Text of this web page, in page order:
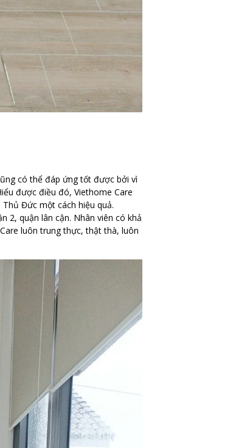
có thể đáp ứng tốt được bởi vì
được điều đó, Viethome Care
Đức một cách hiệu quả.
2, quận lân cận. Nhân viên có khả
luôn trung thực, thật thà, luôn